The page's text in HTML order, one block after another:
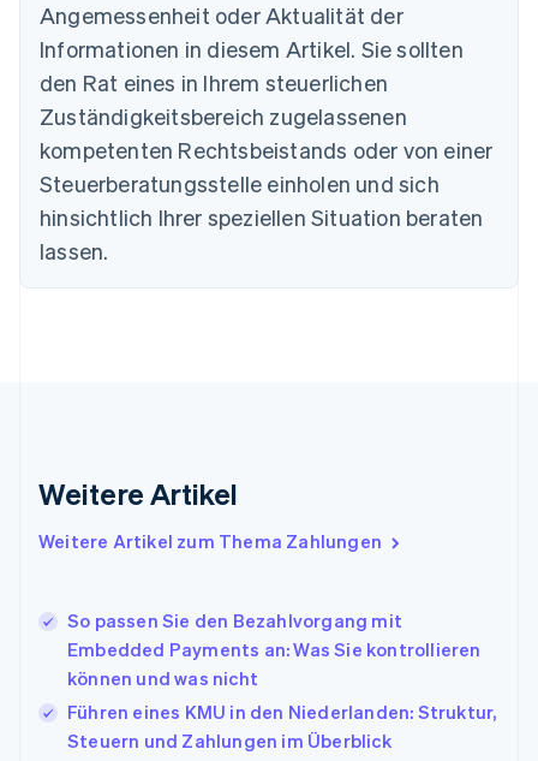
Angemessenheit oder Aktualität der
Informationen in diesem Artikel. Sie sollten
den Rat eines in Ihrem steuerlichen
Zuständigkeitsbereich zugelassenen
kompetenten Rechtsbeistands oder von einer
Steuerberatungsstelle einholen und sich
hinsichtlich Ihrer speziellen Situation beraten
lassen.
Weitere Artikel
Weitere Artikel zum Thema Zahlungen
So passen Sie den Bezahlvorgang mit
Embedded Payments an: Was Sie kontrollieren
können und was nicht
Führen eines KMU in den Niederlanden: Struktur,
Steuern und Zahlungen im Überblick
English
Dänemark
English
Deutschland
Deutsch English
Estland
Festlandchina
简体中文English
Finnland
English
Frankreich
Irland
Italien
日本語 English
Kanada
EnglishFrançais
Kroatien
EnglishItaliano
Lettland